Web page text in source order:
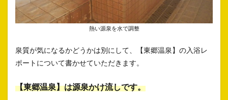
熱い源泉を水で調整
泉質が気になるかどうかは別にして、【東郷温泉】の入浴レ
ポートについて書かせていただきます。
【東郷温泉】は源泉かけ流しです。